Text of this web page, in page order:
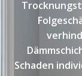
Schaden